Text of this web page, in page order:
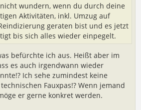
wundern, wenn du durch deine
Aktivitäten, inkl. Umzug auf
geraten bist und es jetzt
bis sich alles wieder einpegelt.
befürchte ich aus. Heißt aber im
es auch irgendwann wieder
Ich sehe zumindest keine
Fauxpas!? Wenn jemand
er gerne konkret werden.